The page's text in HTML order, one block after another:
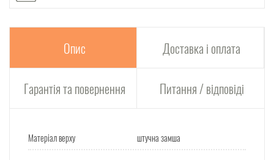
Опис Доставка і оплата
Гарантія та повернення Питання / відповіді
Матеріал верху штучна замша